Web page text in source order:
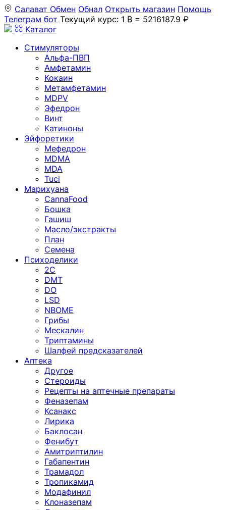
Салават Обмен Обнал Открыть магазин Помощь
Телеграм бот Текущий курс: 1 ₿ = 5216187.9 ₽
Каталог
Стимуляторы
Альфа-ПВП
Амфетамин
Кокаин
Метамфетамин
MDPV
Эфедрон
Винт
Катиноны
Эйфоретики
Мефедрон
MDMA
MDA
Tuci
Марихуана
CannaFood
Бошка
Гашиш
Масло/экстракты
План
Семена
Психоделики
2C
DMT
DO
LSD
NBOME
Грибы
Мескалин
Триптамины
Шалфей предсказателей
Аптека
Другое
Стероиды
Рецепты на аптечные препараты
Феназепам
Ксанакс
Лирика
Баклосан
Фенибут
Амитриптилин
Габапентин
Трамадол
Тропикамид
Модафинил
Клоназепам